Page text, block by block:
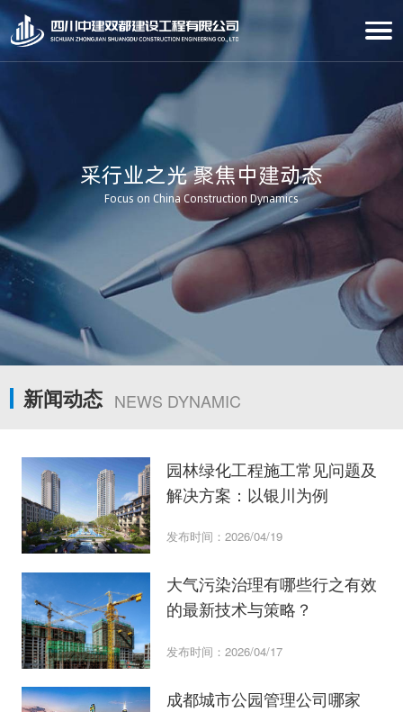
采行业之光 聚焦中建动态
Focus on China Construction Dynamics
新闻动态 NEWS DYNAMIC
园林绿化工程施工常见问题及
解决方案：以银川为例
发布时间：2026/04/19
大气污染治理有哪些行之有效
的最新技术与策略？
发布时间：2026/04/17
成都城市公园管理公司哪家